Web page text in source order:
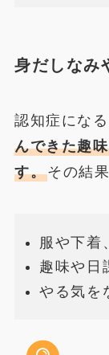
身だしなみ
認知症にな
んできた趣
す。その結
服や下着
趣味や日
やる気を